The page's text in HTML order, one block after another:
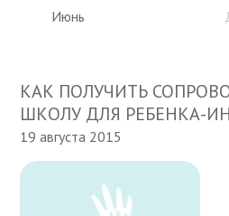
Июнь
КАК ПОЛУЧИТЬ
ШКОЛУ ДЛЯ РЕБЕНКА-
19 августа 2015